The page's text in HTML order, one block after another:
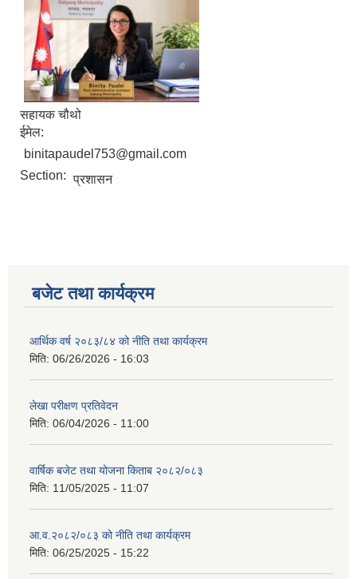
सहायक चौथो
ईमेल:
binitapaudel753@gmail.com
Section: प्रशासन
बजेट तथा कार्यक्रम
आर्थिक वर्ष २०८३/८४ को नीति तथा कार्यक्रम
मिति: 06/26/2026 - 16:03
लेखा परीक्षण प्रतिवेदन
मिति: 06/04/2026 - 11:00
वार्षिक बजेट तथा योजना किताब २०८२/०८३
मिति: 11/05/2025 - 11:07
आ.व.२०८२/०८३ को नीति तथा कार्यक्रम
मिति: 06/25/2025 - 15:22